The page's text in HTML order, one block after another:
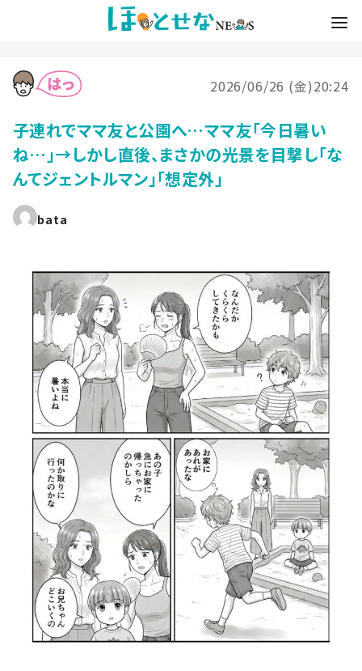
2026/06/26 (金)20:24
子連れでママ友と公園へ…ママ友「今日暑い
ね…」→しかし直後、まさかの光景を目撃し「な
んてジェントルマン」「想定外」
bata